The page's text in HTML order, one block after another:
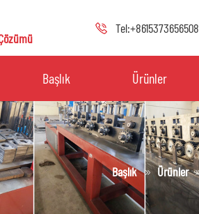
Tel:+8615373656508
Başlık Ürünler
Başlık Ürünler